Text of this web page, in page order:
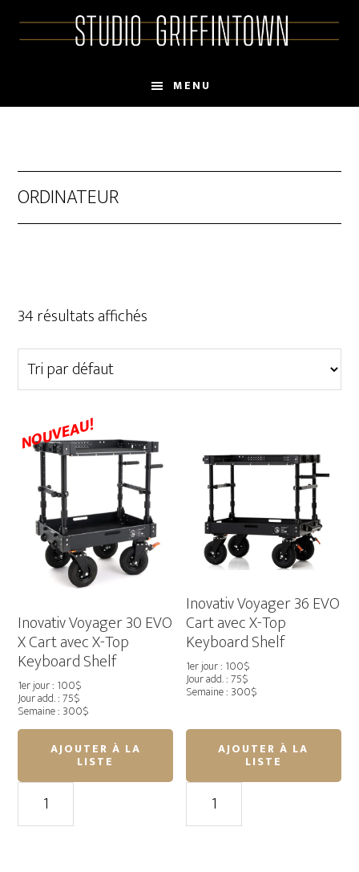
MENU
ORDINATEUR
34 résultats affichés
NOUVEAU!
Inovativ Voyager 30 EVO
X Cart avec X-Top
Keyboard Shelf
1er jour : 100$
Jour add. : 75$
Semaine : 300$
AJOUTER À LA
LISTE
quantité
Inovativ
Inovativ Voyager 36 EVO
Cart avec X-Top
Keyboard Shelf
1er jour : 100$
Jour add. : 75$
Semaine : 300$
AJOUTER À LA
LISTE
quantité
Inovativ